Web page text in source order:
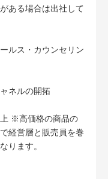
ある場合は出社して
ルス・カウンセリン
ネルの開拓
※高価格の商品の
経営層と販売員を巻
ります。